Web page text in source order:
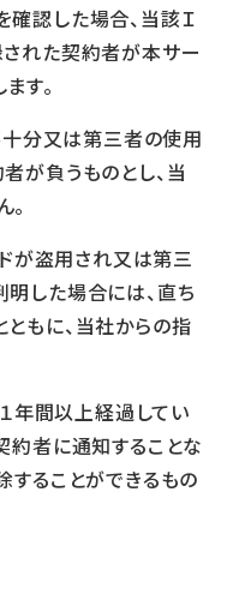
認した場合、当該Ｉ
れた契約者が本サー
す。
十分又は第三者の使用
が負うものとし、当
が盗用され又は第三
した場合には、直ち
もに、当社からの指
年間以上経過してい
約者に通知することな
することができるもの